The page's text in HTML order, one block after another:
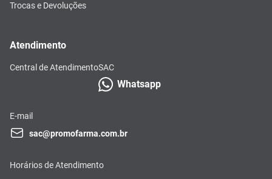
Trocas e Devoluções
Atendimento
Central de AtendimentoSAC
Whatsapp
E-mail
sac@promofarma.com.br
Horários de Atendimento